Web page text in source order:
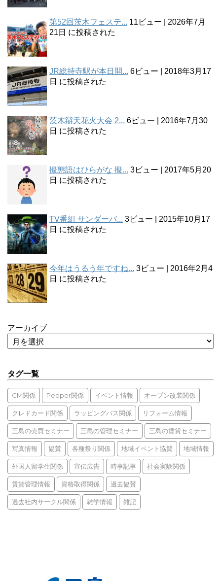
第52回茨木フェステ... 11ビュー
2026年7月
21日 に投稿された
JR総持寺駅が本日開... 6ビュー
2018年3月17
日 に投稿された
茨木辯天花火大会 2... 6ビュー
2016年7月30
日 に投稿された
擬態語はひらがな 擬... 3ビュー
2017年5月20
日 に投稿された
TV番組 サンダーバ... 3ビュー
2015年10月17
日 に投稿された
今年はうるう年ですね... 3ビュー
2016年2月4
日 に投稿された
アーカイブ
タグ一覧
CM関係 Pepper関係 イベント情報 オープン改装関係
クレドカード関係 ラッピングバス関係 リフォーム情報
三島の売買セミナー 三島の管理セミナー 三島の賃貸セミナー
写真情報 協賛 各種祭り関係 地域イベント協賛 地域情報
外国人留学生関係 宣伝広告 時事記事 社会実験関係
賃貸管理情報 資格取得関係 過去協賛
過去社内サークル関係 雑学情報 雑記